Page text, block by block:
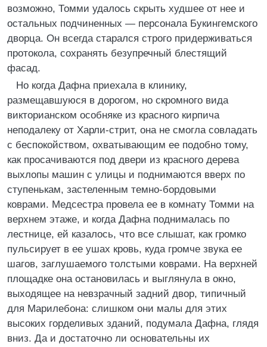
возможно, Томми удалось скрыть худшее от нее и
остальных подчиненных — персонала Букингемского
дворца. Он всегда старался строго придерживаться
протокола, сохранять безупречный блестящий
фасад.
Но когда Дафна приехала в клинику,
размещавшуюся в дорогом, но скромного вида
викторианском особняке из красного кирпича
неподалеку от Харли-стрит, она не смогла совладать
с беспокойством, охватывающим ее подобно тому,
как просачиваются под двери из красного дерева
выхлопы машин с улицы и поднимаются вверх по
ступенькам, застеленным темно-бордовыми
коврами. Медсестра провела ее в комнату Томми на
верхнем этаже, и когда Дафна поднималась по
лестнице, ей казалось, что все слышат, как громко
пульсирует в ее ушах кровь, куда громче звука ее
шагов, заглушаемого толстыми коврами. На верхней
площадке она остановилась и выглянула в окно,
выходящее на невзрачный задний двор, типичный
для Марилебона: слишком они малы для этих
высоких горделивых зданий, подумала Дафна, глядя
вниз. Да и достаточно ли основательны их